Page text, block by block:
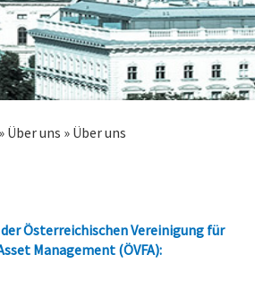
» Über uns » Über uns
Österreichischen Vereinigung für
Management (ÖVFA):